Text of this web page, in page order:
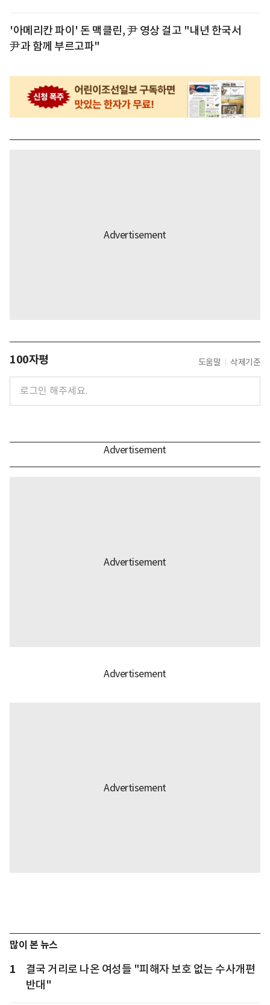
'아메리칸 파이' 돈 맥클린, 尹 영상 걸고 "내년 한국서
尹과 함께 부르고파"
100자평 도움말 삭제기준
많이 본 뉴스
1
결국 거리로 나온 여성들 "피해자 보호 없는 수사개편
반대"